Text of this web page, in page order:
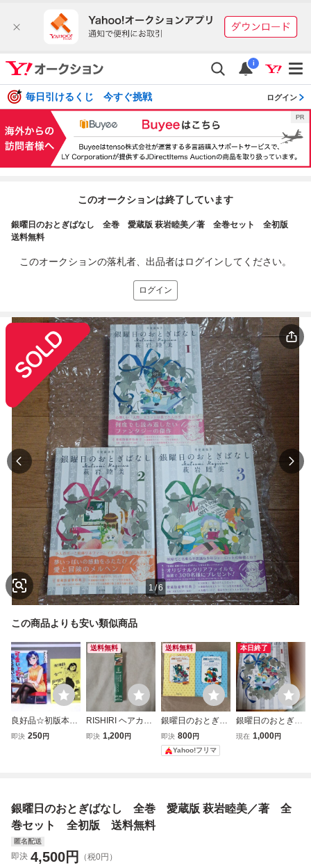
i
毎日引けるくじ 今すぐ挑戦 ログイン
このオークションは終了しています
銀曜日のおとぎばなし 全巻 愛蔵版 萩岩睦美／著 全巻セット 全初版
送料無料
このオークションの落札者、出品者はログインしてください。
ログイン
1 /6
この商品よりも安い類似商品
良好品☆初版本・
特典付き 可愛い上
即決 250円
送料無料
RISHIRI ヘアカラ
ースティック サ
隠し
即決 1,200円
送料無料
銀曜日のおとぎば
なし 1巻 2巻 2冊
セット 萩岩睦士
集英社文庫
即決 800円
Yahoo!フリマ
本日終了
銀曜日のおとぎば
なし １ 愛蔵版
現在 1,000円
銀曜日のおとぎばなし 全巻 愛蔵版 萩岩睦美／著 全
巻セット 全初版 送料無料
匿名配送
即決 4,500円
（税0円）